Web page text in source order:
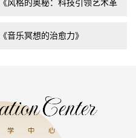
风格的奥秘：科技引领艺术革
音乐冥想的治愈力》